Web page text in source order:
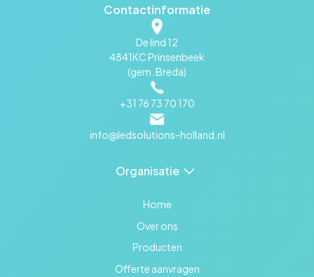
Contactinformatie
De lind 12
4841KC Prinsenbeek
(gem. Breda)
+31 76 73 70 170
info@ledsolutions-holland.nl
Organisatie
Home
Over ons
Producten
Offerte aanvragen